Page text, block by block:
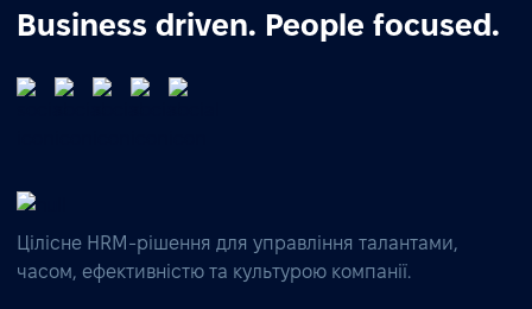
Business driven. People focused.
Цілісне HRM-рішення для управління талантами,
часом, ефективністю та культурою компанії.